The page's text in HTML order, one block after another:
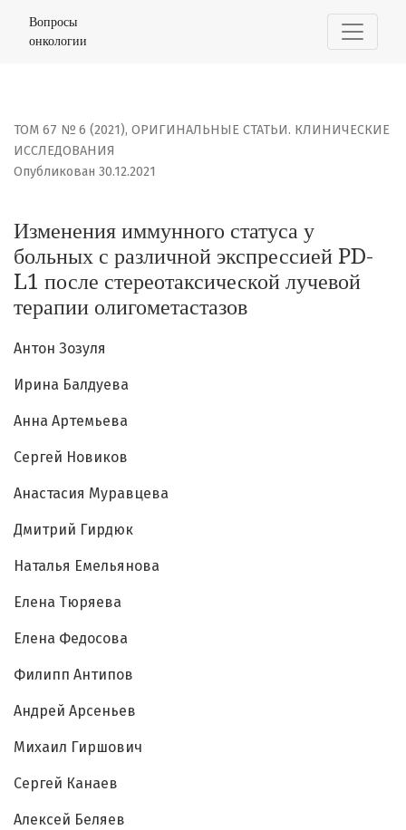
Изменения иммунного статуса у больных с различной
Вопросы
онкологии
ТОМ 67 № 6 (2021), ОРИГИНАЛЬНЫЕ СТАТЬИ. КЛИНИЧЕСКИЕ
ИССЛЕДОВАНИЯ
Изменения иммунного статуса у
больных с различной экспрессией PD-
L1 после стереотаксической лучевой
терапии олигометастазов
Опубликован 30.12.2021
Антон Зозуля
Ирина Балдуева
Анна Артемьева
Сергей Новиков
Анастасия Муравцева
Дмитрий Гирдюк
Наталья Емельянова
Елена Тюряева
Елена Федосова
Филипп Антипов
Андрей Арсеньев
Михаил Гиршович
Сергей Канаев
Алексей Беляев